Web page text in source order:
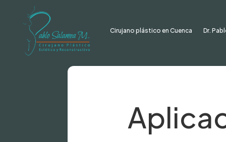
Cirujano plástico en Cuenca Dr.